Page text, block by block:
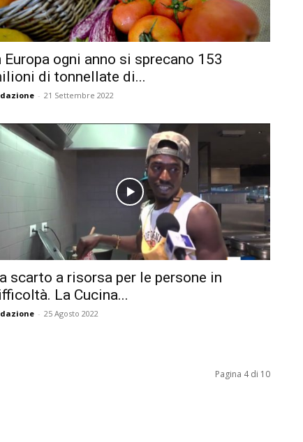
Europa ogni anno si sprecano 153
di tonnellate di...
- 21 Settembre 2022
scarto a risorsa per le persone in
La Cucina...
- 25 Agosto 2022
Pagina 4 di 10